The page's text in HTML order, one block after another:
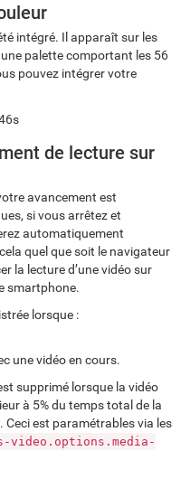
intégré. Il apparaît sur les
palette comportant les 56
pouvez intégrer votre
de lecture sur
avancement est
si vous arrêtez et
automatiquement
quel que soit le navigateur
la lecture d’une vidéo sur
smartphone.
lorsque :
une vidéo en cours.
supprimé lorsque la vidéo
à 5% du temps total de la
Ceci est paramétrables via les
video.options.media-